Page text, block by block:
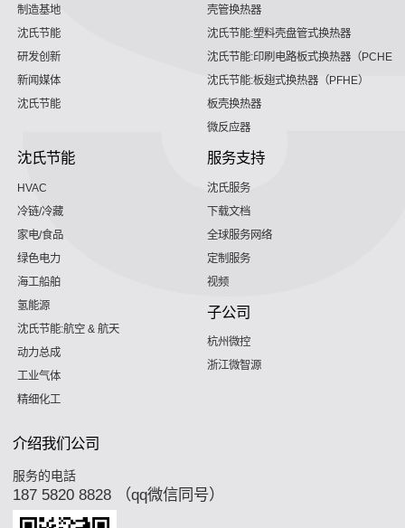
制造基地
沈氏节能
研发创新
新闻媒体
沈氏节能
壳管换热器
沈氏节能:塑料壳盘管式换热器
沈氏节能:印刷电路板式换热器（PCHE）
沈氏节能:板翅式换热器（PFHE）
板壳换热器
微反应器
沈氏节能
HVAC
冷链/冷藏
家电/食品
绿色电力
海工船舶
氢能源
沈氏节能:航空 & 航天
动力总成
工业气体
精细化工
服务支持
沈氏服务
下载文档
全球服务网络
定制服务
视频
子公司
杭州微控
浙江微智源
介绍我们公司
服务的电話
187 5820 8828 （qq微信同号）